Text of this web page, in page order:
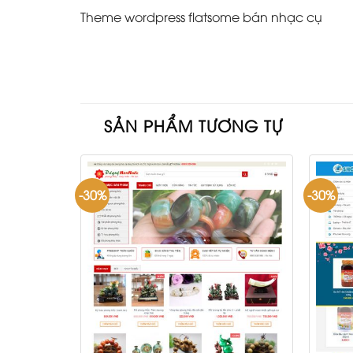
Theme wordpress flatsome bán nhạc cụ
SẢN PHẨM TƯƠNG TỰ
-30% -30%